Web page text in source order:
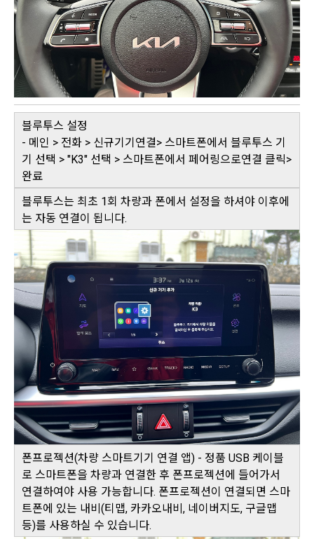
블루투스 설정
- 메인 > 전화 > 신규기기연결> 스마트폰에서 블루투스 기
기 선택 > "K3" 선택 > 스마트폰에서 페어링으로연결 클릭>
완료
블루투스는 최초 1회 차량과 폰에서 설정을 하셔야 이후에
는 자동 연결이 됩니다.
폰프로젝션(차량 스마트기기 연결 앱) - 정품 USB 케이블
로 스마트폰을 차량과 연결한 후 폰프로젝션에 들어가서
연결하여야 사용 가능합니다. 폰프로젝션이 연결되면 스마
트폰에 있는 내비(티맵, 카카오내비, 네이버지도, 구글맵
등)를 사용하실 수 있습니다.